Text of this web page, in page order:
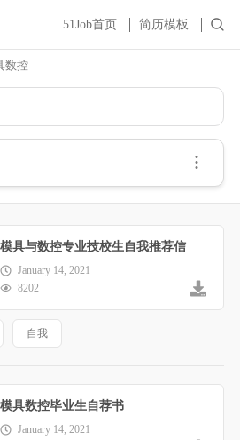
51Job首页 简历模板
数控
模具与数控专业技校生自我推荐信
January 14, 2021
8202
自我
模具数控毕业生自荐书
January 14, 2021